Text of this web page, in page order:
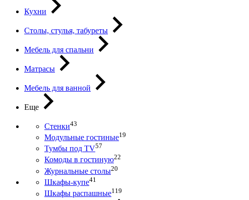
Кухни
Столы, стулья, табуреты
Мебель для спальни
Матрасы
Мебель для ванной
Еще
Стенки43
Модульные гостиные19
Тумбы под ТV57
Комоды в гостиную22
Журнальные столы20
Шкафы-купе41
Шкафы распашные119